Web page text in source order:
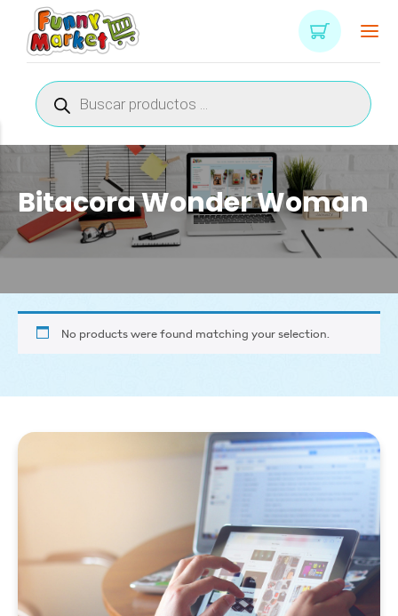
Búsqueda
de
productos
Bitacora Wonder Woman
No products were found matching your selection.